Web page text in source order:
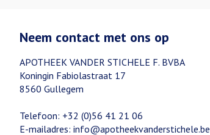
Neem contact met ons op
APOTHEEK VANDER STICHELE F. BVBA
Koningin Fabiolastraat 17
8560 Gullegem
Telefoon: +32 (0)56 41 21 06
E-mailadres: info@apotheekvanderstichele.be